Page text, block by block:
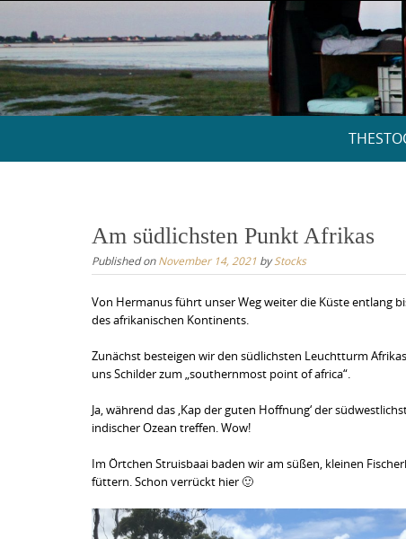
to
content
Am südlichsten Punkt Afrikas
Published onNovember 14, 2021 byStocks
Von Hermanus führt unser Weg weiter die Küste entlang
des afrikanischen Kontinents.
Zunächst besteigen wir den südlichsten Leuchtturm
uns Schilder zum „southernmost point of africa“.
Ja, während das ‚Kap der guten Hoffnung‘ der
indischer Ozean treffen. Wow!
Im Örtchen Struisbaai baden wir am süßen, kleinen
füttern. Schon verrückt hier 🙂